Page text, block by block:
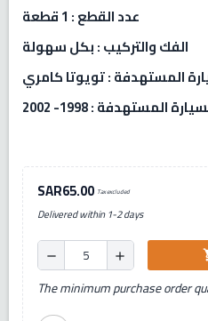
عدد القطع : 1 قطعة
الفك والتركيب : بكل سهولة
المستهدفة : تويوتا كامري
المستهدفة : 1998- 2002
SAR65.00 Tax excluded
Delivered within 1-2 days
remove add
The minimum purchase order